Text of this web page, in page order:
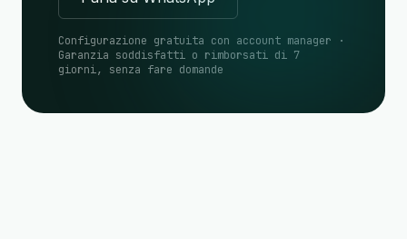
Configurazione gratuita con account manager ·
Garanzia soddisfatti o rimborsati di 7
giorni, senza fare domande